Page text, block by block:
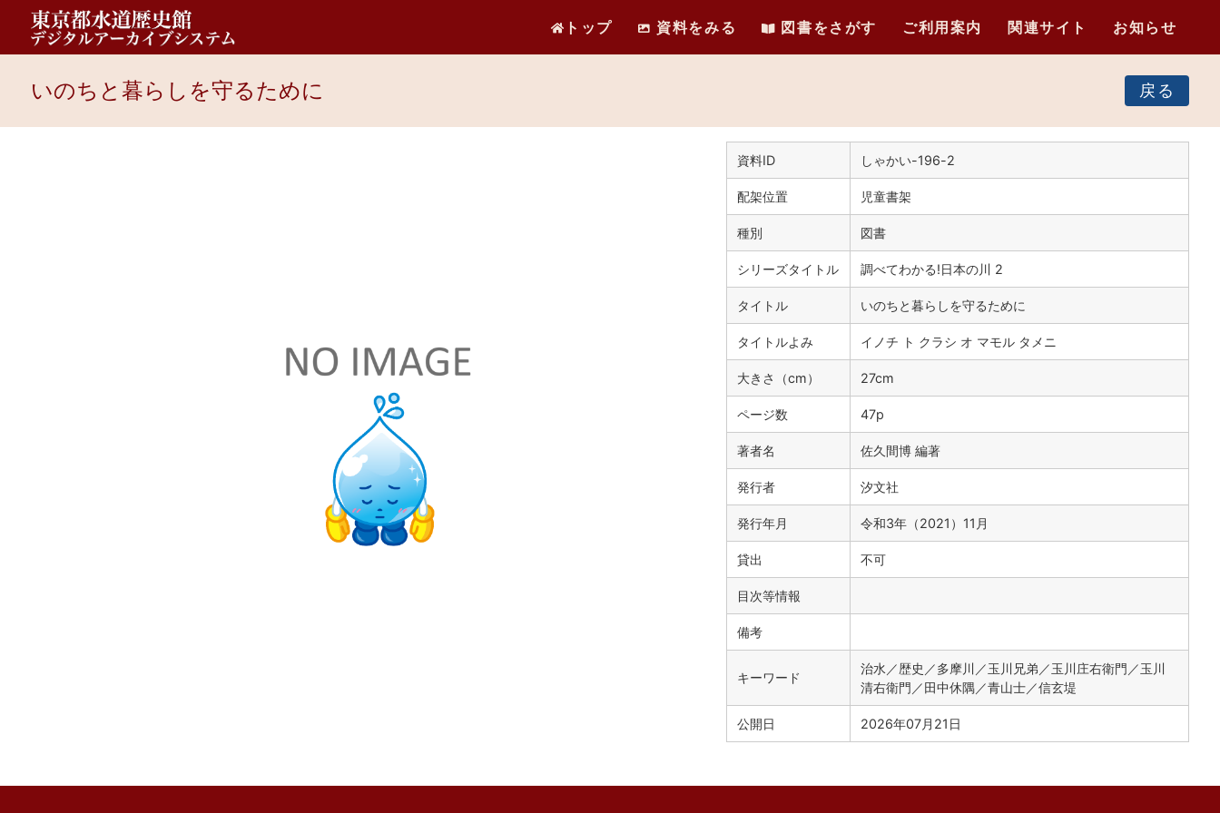
トップ 資料をみる 図書をさがす ご利用案内 関連サイト お知らせ
いのちと暮らしを守るために 戻る
資料ID しゃかい-196-2
配架位置 児童書架
種別 図書
シリーズタイトル 調べてわかる!日本の川 2
タイトル いのちと暮らしを守るために
タイトルよみ イノチ ト クラシ オ マモル タメニ
大きさ（cm） 27cm
ページ数 47p
著者名 佐久間博 編著
発行者 汐文社
発行年月 令和3年（2021）11月
貸出 不可
目次等情報
備考
キーワード
治水／歴史／多摩川／玉川兄弟／玉川庄右衛門／玉川
清右衛門／田中休隅／青山士／信玄堤
公開日 2026年07月21日